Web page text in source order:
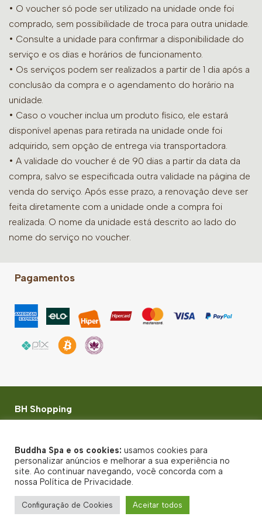
• O voucher só pode ser utilizado na unidade onde foi
comprado, sem possibilidade de troca para outra unidade.
• Consulte a unidade para confirmar a disponibilidade do
serviço e os dias e horários de funcionamento.
• Os serviços podem ser realizados a partir de 1 dia após a
conclusão da compra e o agendamento do horário na
unidade.
• Caso o voucher inclua um produto físico, ele estará
disponível apenas para retirada na unidade onde foi
adquirido, sem opção de entrega via transportadora.
• A validade do voucher é de 90 dias a partir da data da
compra, salvo se especificada outra validade na página de
venda do serviço. Após esse prazo, a renovação deve ser
feita diretamente com a unidade onde a compra foi
realizada. O nome da unidade está descrito ao lado do
nome do serviço no voucher.
Pagamentos
BH Shopping
© Buddha Spa 2026 - Todos direitos reservados
Política de Privacidade
Termos de uso
Buddha Spa e os cookies: usamos cookies para
personalizar anúncios e melhorar a sua experiência no
site. Ao continuar navegando, você concorda com a
nossa Política de Privacidade.
Configuração de Cookies Aceitar todos